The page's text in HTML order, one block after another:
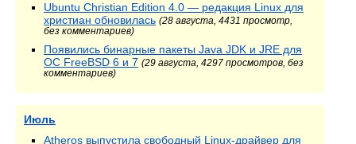
Ubuntu Christian Edition 4.0 — редакция Linux для
христиан обновилась (28 августа, 4431 просмотр,
без комментариев)
Появились бинарные пакеты Java JDK и JRE для
ОС FreeBSD 6 и 7 (29 августа, 4297 просмотров, без
комментариев)
Июль
Atheros выпустила свободный Linux-драйвер для